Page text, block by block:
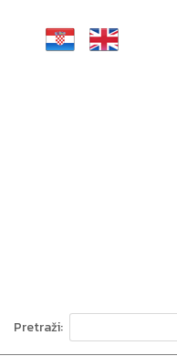
Pretraži: